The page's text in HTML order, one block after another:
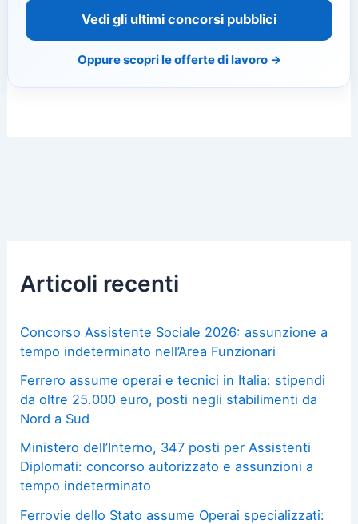
Vedi gli ultimi concorsi pubblici
Oppure scopri le offerte di lavoro →
Articoli recenti
Concorso Assistente Sociale 2026: assunzione a
tempo indeterminato nell’Area Funzionari
Ferrero assume operai e tecnici in Italia: stipendi
da oltre 25.000 euro, posti negli stabilimenti da
Nord a Sud
Ministero dell’Interno, 347 posti per Assistenti
Diplomati: concorso autorizzato e assunzioni a
tempo indeterminato
Ferrovie dello Stato assume Operai specializzati: